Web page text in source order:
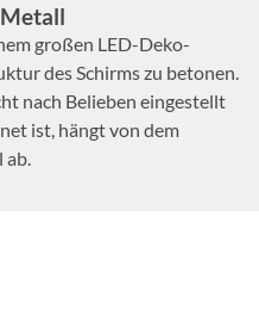
großen LED-Deko-
des Schirms zu betonen.
nach Belieben eingestellt
ist, hängt von dem
ab.